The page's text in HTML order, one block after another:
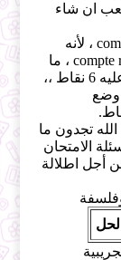
ان شاء
بعض الأساتذة ينصحون بمراجعة compte rendu ، لأنه
فيعام تقريبا من البكالوريا يكون نص compte rendu ، ما
يتغير هو معلومات النص فقط ،، ، وتذكروا عليه 6 نقاط ،،
وضع
تجدون ما
الامتحان
مع الحلول من أجل اطلالة
لحل